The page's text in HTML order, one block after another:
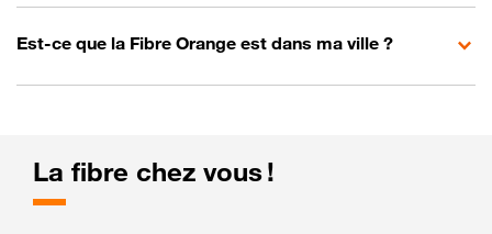
Est-ce que la Fibre Orange est dans ma ville ?
La fibre chez vous !